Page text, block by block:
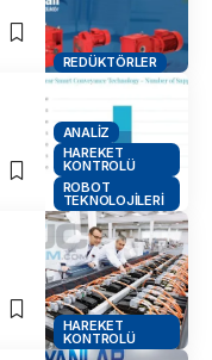
REDÜKTÖRLER
ANALIZ
HAREKET
KONTROLÜ
ROBOT
TEKNOLOJILERI
HAREKET
KONTROLÜ